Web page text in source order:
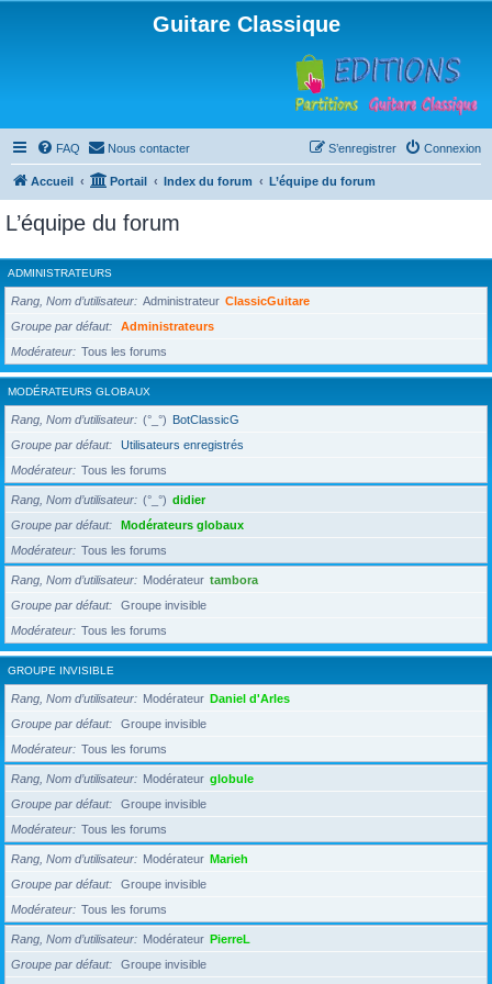
Guitare Classique
FAQ Nous contacter Connexion
S’enregistrer
Accueil Portail Index du forum L’équipe du forum
L’équipe du forum
ADMINISTRATEURS
Rang, Nom d’utilisateur Administrateur ClassicGuitare
Groupe par défaut
Administrateurs
Modérateur
Tous les forums
MODÉRATEURS GLOBAUX
Rang, Nom d’utilisateur (°_°) BotClassicG
Groupe par défaut
Utilisateurs enregistrés
Modérateur
Tous les forums
Rang, Nom d’utilisateur (°_°) didier
Groupe par défaut
Modérateurs globaux
Modérateur
Tous les forums
Rang, Nom d’utilisateur Modérateur tambora
Groupe par défaut
Groupe invisible
Modérateur
Tous les forums
GROUPE INVISIBLE
Rang, Nom d’utilisateur Modérateur Daniel d'Arles
Groupe par défaut
Groupe invisible
Modérateur
Tous les forums
Rang, Nom d’utilisateur Modérateur globule
Groupe par défaut
Groupe invisible
Modérateur
Tous les forums
Rang, Nom d’utilisateur Modérateur Marieh
Groupe par défaut
Groupe invisible
Modérateur
Tous les forums
Rang, Nom d’utilisateur Modérateur PierreL
Groupe par défaut
Groupe invisible